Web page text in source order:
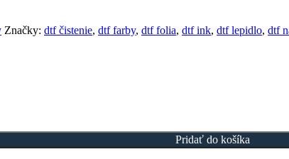
Značky: dtf čistenie, dtf farby, dtf folia, dtf ink, dtf lepidlo, dtf
Pridať do košíka